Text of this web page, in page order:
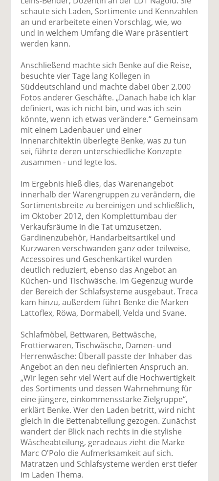
schaute sich Laden, Sortimente und Kennzahlen
an und erarbeitete einen Vorschlag, wie, wo
und in welchem Umfang die Ware präsentiert
werden kann.
Anschließend machte sich Benke auf die Reise,
besuchte vier Tage lang Kollegen in
Süddeutschland und machte dabei über 2.000
Fotos anderer Geschäfte. „Danach habe ich klar
definiert, was ich nicht bin, und was ich sein
könnte, wenn ich etwas verändere.“ Gemeinsam
mit einem Ladenbauer und einer
Innenarchitektin überlegte Benke, was zu tun
sei, führte deren unterschiedliche Konzepte
zusammen - und legte los.
Im Ergebnis hieß dies, das Warenangebot
innerhalb der Warengruppen zu verändern, die
Sortimentsbreite zu bereinigen und schließlich,
im Oktober 2012, den Komplettumbau der
Verkaufsräume in die Tat umzusetzen.
Gardinenzubehör, Handarbeitsartikel und
Kurzwaren verschwanden ganz oder teilweise,
Accessoires und Geschenkartikel wurden
deutlich reduziert, ebenso das Angebot an
Küchen- und Tischwäsche. Im Gegenzug wurde
der Bereich der Schlafsysteme ausgebaut. Treca
kam hinzu, außerdem führt Benke die Marken
Lattoflex, Röwa, Dormabell, Velda und Svane.
Schlafmöbel, Bettwaren, Bettwäsche,
Frottierwaren, Tischwäsche, Damen- und
Herrenwäsche: Überall passte der Inhaber das
Angebot an den neu definierten Anspruch an.
„Wir legen sehr viel Wert auf die Hochwertigkeit
des Sortiments und dessen Wahrnehmung für
eine jüngere, einkommensstarke Zielgruppe“,
erklärt Benke. Wer den Laden betritt, wird nicht
gleich in die Bettenabteilung gezogen. Zunächst
wandert der Blick nach rechts in die stylishe
Wäscheabteilung, geradeaus zieht die Marke
Marc O'Polo die Aufmerksamkeit auf sich.
Matratzen und Schlafsysteme werden erst tiefer
im Laden Thema.